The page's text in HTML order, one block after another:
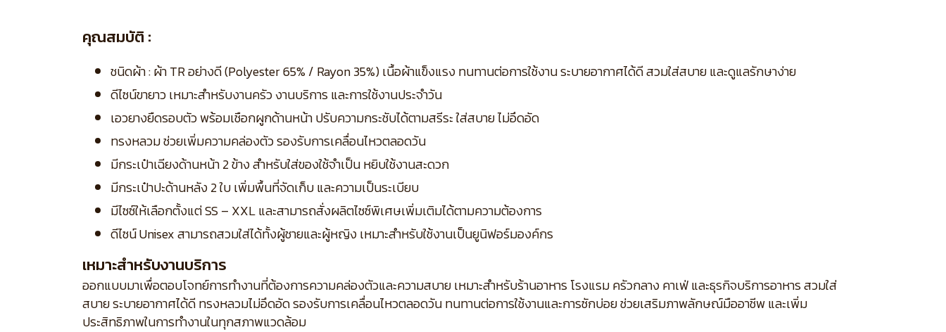
คุณสมบัติ :
ชนิดผ้า : ผ้า TR อย่างดี (Polyester 65% / Rayon 35%) เนื้อผ้าแข็งแรง ทนทานต่อการใช้งาน ระบายอากาศได้ดี สวมใส่สบาย และดูแลรักษาง่าย
ดีไซน์ขายาว เหมาะสำหรับงานครัว งานบริการ และการใช้งานประจำวัน
เอวยางยืดรอบตัว พร้อมเชือกผูกด้านหน้า ปรับความกระชับได้ตามสรีระ ใส่สบาย ไม่อึดอัด
ทรงหลวม ช่วยเพิ่มความคล่องตัว รองรับการเคลื่อนไหวตลอดวัน
มีกระเป๋าเฉียงด้านหน้า 2 ข้าง สำหรับใส่ของใช้จำเป็น หยิบใช้งานสะดวก
มีกระเป๋าปะด้านหลัง 2 ใบ เพิ่มพื้นที่จัดเก็บ และความเป็นระเบียบ
มีไซซ์ให้เลือกตั้งแต่ SS – XXL และสามารถสั่งผลิตไซซ์พิเศษเพิ่มเติมได้ตามความต้องการ
ดีไซน์ Unisex สามารถสวมใส่ได้ทั้งผู้ชายและผู้หญิง เหมาะสำหรับใช้งานเป็นยูนิฟอร์มองค์กร
เหมาะสำหรับงานบริการ
ออกแบบมาเพื่อตอบโจทย์การทำงานที่ต้องการความคล่องตัวและความสบาย เหมาะสำหรับร้านอาหาร โรงแรม ครัวกลาง คาเฟ่ และธุรกิจบริการอาหาร สวมใส่
สบาย ระบายอากาศได้ดี ทรงหลวมไม่อึดอัด รองรับการเคลื่อนไหวตลอดวัน ทนทานต่อการใช้งานและการซักบ่อย ช่วยเสริมภาพลักษณ์มืออาชีพ และเพิ่ม
ประสิทธิภาพในการทำงานในทุกสภาพแวดล้อม